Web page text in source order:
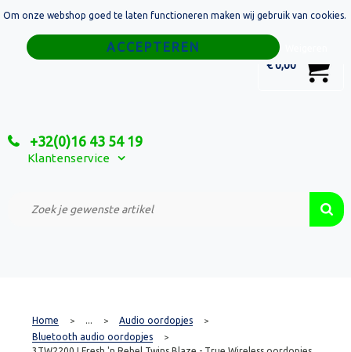
€ 0,00
+32(0)16 43 54 19
Klantenservice
Home
Relatiegeschenken
Custom Made Projecten
Home > ... > Audio oordopjes >
Bluetooth audio oordopjes >
Om onze webshop goed te laten functioneren maken wij gebruik van cookies.